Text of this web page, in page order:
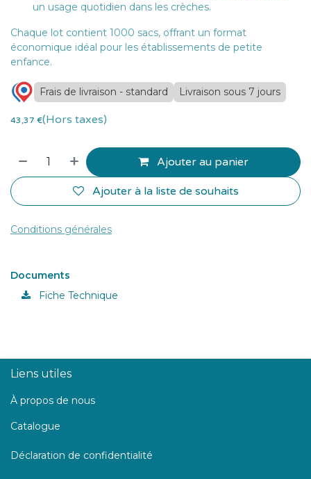
un usage quotidien dans les crèches.
Chaque lot contient 1000 sacs, offrant un format
économique idéal pour les établissements de petite
enfance.
Frais de livraison - standard Livraison sous 7 jours
43,37 €(Hors taxes)
Ajouter au panier
Ajouter à la liste de souhaits
Conditions générales
Documents
Fiche Technique
Liens utiles
À propos de nous
Catalogue
Déclaration de confidentialité